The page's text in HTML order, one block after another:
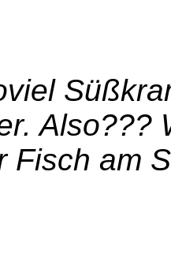
Also???
Fisch am